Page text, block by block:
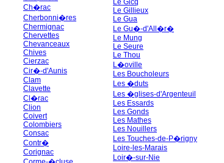
Ch�rac
Cherbonni�res
Chermignac
Chervettes
Chevanceaux
Chives
Cierzac
Cir�-d'Aunis
Clam
Clavette
Cl�rac
Clion
Coivert
Colombiers
Consac
Contr�
Corignac
Le Gicq
Le Gillieux
Le Gua
Le Gu�-d'All�r�
Le Mung
Le Seure
Le Thou
L�oville
Les Boucholeurs
Les �duts
Les �glises-d'Argenteuil
Les Essards
Les Gonds
Les Mathes
Les Nouillers
Les Touches-de-P�rigny
Loire-les-Marais
Loir�-sur-Nie